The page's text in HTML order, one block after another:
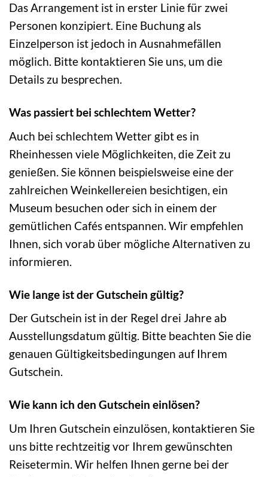
Das Arrangement ist in erster Linie für zwei
Personen konzipiert. Eine Buchung als
Einzelperson ist jedoch in Ausnahmefällen
möglich. Bitte kontaktieren Sie uns, um die
Details zu besprechen.
Was passiert bei schlechtem Wetter?
Auch bei schlechtem Wetter gibt es in
Rheinhessen viele Möglichkeiten, die Zeit zu
genießen. Sie können beispielsweise eine der
zahlreichen Weinkellereien besichtigen, ein
Museum besuchen oder sich in einem der
gemütlichen Cafés entspannen. Wir empfehlen
Ihnen, sich vorab über mögliche Alternativen zu
informieren.
Wie lange ist der Gutschein gültig?
Der Gutschein ist in der Regel drei Jahre ab
Ausstellungsdatum gültig. Bitte beachten Sie die
genauen Gültigkeitsbedingungen auf Ihrem
Gutschein.
Wie kann ich den Gutschein einlösen?
Um Ihren Gutschein einzulösen, kontaktieren Sie
uns bitte rechtzeitig vor Ihrem gewünschten
Reisetermin. Wir helfen Ihnen gerne bei der